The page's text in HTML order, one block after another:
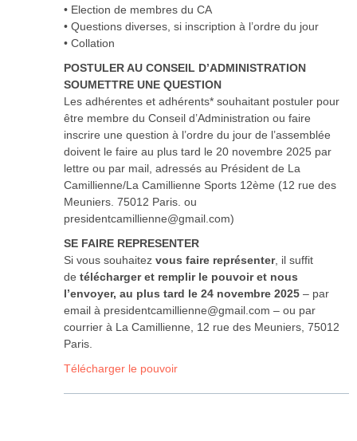
• Election de membres du CA
• Questions diverses, si inscription à l’ordre du jour
• Collation
POSTULER AU CONSEIL D’ADMINISTRATION
SOUMETTRE UNE QUESTION
Les adhérentes et adhérents* souhaitant postuler pour
être membre du Conseil d’Administration ou faire
inscrire une question à l’ordre du jour de l’assemblée
doivent le faire au plus tard le 20 novembre 2025 par
lettre ou par mail, adressés au Président de La
Camillienne/La Camillienne Sports 12ème (12 rue des
Meuniers. 75012 Paris. ou
presidentcamillienne@gmail.com)
SE FAIRE REPRESENTER
Si vous souhaitez vous faire représenter, il suffit
de télécharger et remplir le pouvoir et nous
l’envoyer, au plus tard le 24 novembre 2025 – par
email à presidentcamillienne@gmail.com – ou par
courrier à La Camillienne, 12 rue des Meuniers, 75012
Paris.
Télécharger le pouvoir